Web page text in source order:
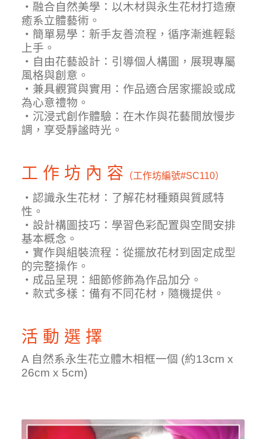
・融合自然美學：以木材與永生花材打造療
癒系立體藝術。
・簡單易學：新手友善流程，循序漸進輕鬆
上手。
・自由花藝設計：引導個人構圖，展現專屬
風格與創意。
・兼具觀賞與實用：作品適合居家擺設或成
為心意禮物。
・沉浸式創作體驗：在木作與花藝間放慢步
調，享受靜謐時光。
工 作 坊 內 容 （工作坊編號#SC110）
・認識永生花材：了解花材種類與質感特
性。
・設計構圖技巧：學習色彩配置與空間安排
基本概念。
・實作與組裝流程：從擺放花材到固定成型
的完整操作。
・成品呈現：細節修飾為作品加分。
・款式多樣：備有不同花材，隨機提供。
活 動 選 擇
A 自然系永生花立體木相框一個 (約13cm x
26cm x 5cm)